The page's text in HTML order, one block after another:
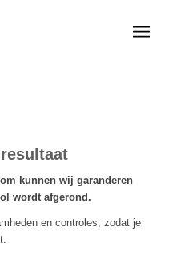
kunnen wij garanderen
wordt afgerond.
en controles, zodat je